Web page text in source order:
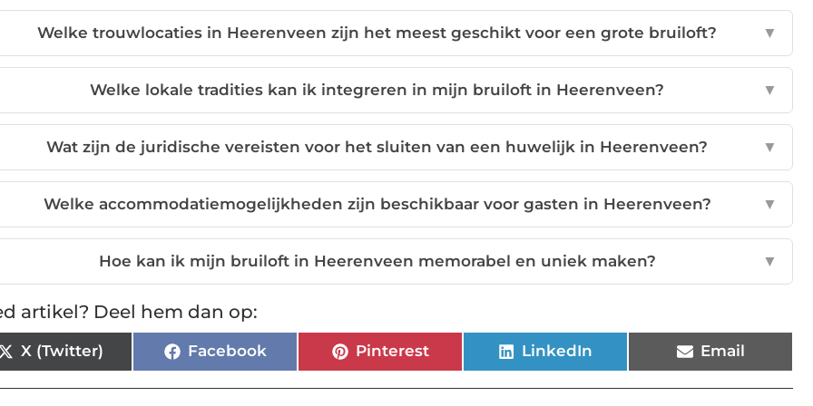
Welke trouwlocaties in Heerenveen zijn het meest geschikt voor een grote bruiloft? ▼
Welke lokale tradities kan ik integreren in mijn bruiloft in Heerenveen? ▼
Wat zijn de juridische vereisten voor het sluiten van een huwelijk in Heerenveen? ▼
Welke accommodatiemogelijkheden zijn beschikbaar voor gasten in Heerenveen? ▼
Hoe kan ik mijn bruiloft in Heerenveen memorabel en uniek maken? ▼
artikel? Deel hem dan op:
X (Twitter) Facebook Pinterest LinkedIn Email